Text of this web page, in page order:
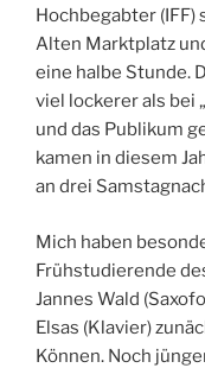
Hochbegabter
Alten Marktplatz
eine halbe Stunde.
viel lockerer als bei
und das Publikum
kamen in diesem
an drei
Mich haben
Frühstudierende
Jannes Wald
Elsas (Klavier)
Können. Noch